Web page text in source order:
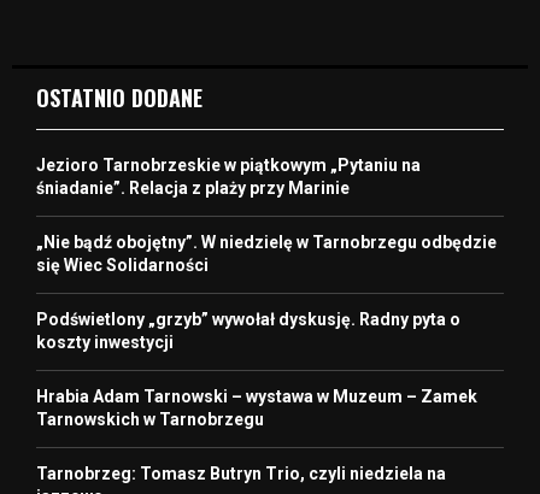
OSTATNIO DODANE
Jezioro Tarnobrzeskie w piątkowym „Pytaniu na
śniadanie”. Relacja z plaży przy Marinie
„Nie bądź obojętny”. W niedzielę w Tarnobrzegu odbędzie
się Wiec Solidarności
Podświetlony „grzyb” wywołał dyskusję. Radny pyta o
koszty inwestycji
Hrabia Adam Tarnowski – wystawa w Muzeum – Zamek
Tarnowskich w Tarnobrzegu
Tarnobrzeg: Tomasz Butryn Trio, czyli niedziela na